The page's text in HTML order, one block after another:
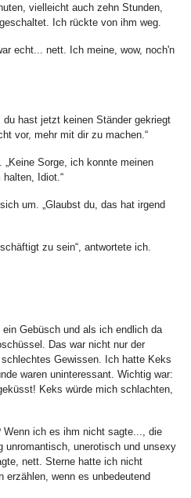
vielleicht auch zehn Stunden,
Ich rückte von ihm weg.
echt... nett. Ich meine, wow, noch'n
hast jetzt keinen Ständer gekriegt
vor, mehr mit dir zu machen.“
Sorge, ich konnte meinen
Idiot.“
um. „Glaubst du, das hat irgend
zu sein“, antwortete ich.
Gebüsch und als ich endlich da
Das war nicht nur der
Gewissen. Ich hatte Keks
waren uninteressant. Wichtig war:
Keks würde mich schlachten,
Wenn ich es ihm nicht sagte..., die
unromantisch, unerotisch und unsexy
nett. Sterne hatte ich nicht
erzählen, wenn es unbedeutend